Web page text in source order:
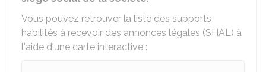
Vous pouvez retrouver la liste des supports
habilités à recevoir des annonces légales (SHAL) à
l'aide d'une carte interactive :